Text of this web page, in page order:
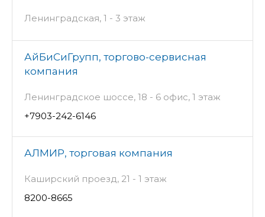
Ленинградская, 1 - 3 этаж
АйБиСиГрупп, торгово-сервисная
компания
Ленинградское шоссе, 18 - 6 офис, 1 этаж
+7903-242-6146
АЛМИР, торговая компания
Каширский проезд, 21 - 1 этаж
8200-8665